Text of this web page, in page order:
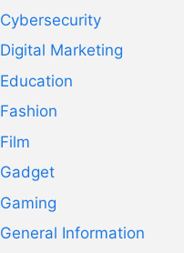
Cybersecurity
Digital Marketing
Education
Fashion
Film
Gadget
Gaming
General Information